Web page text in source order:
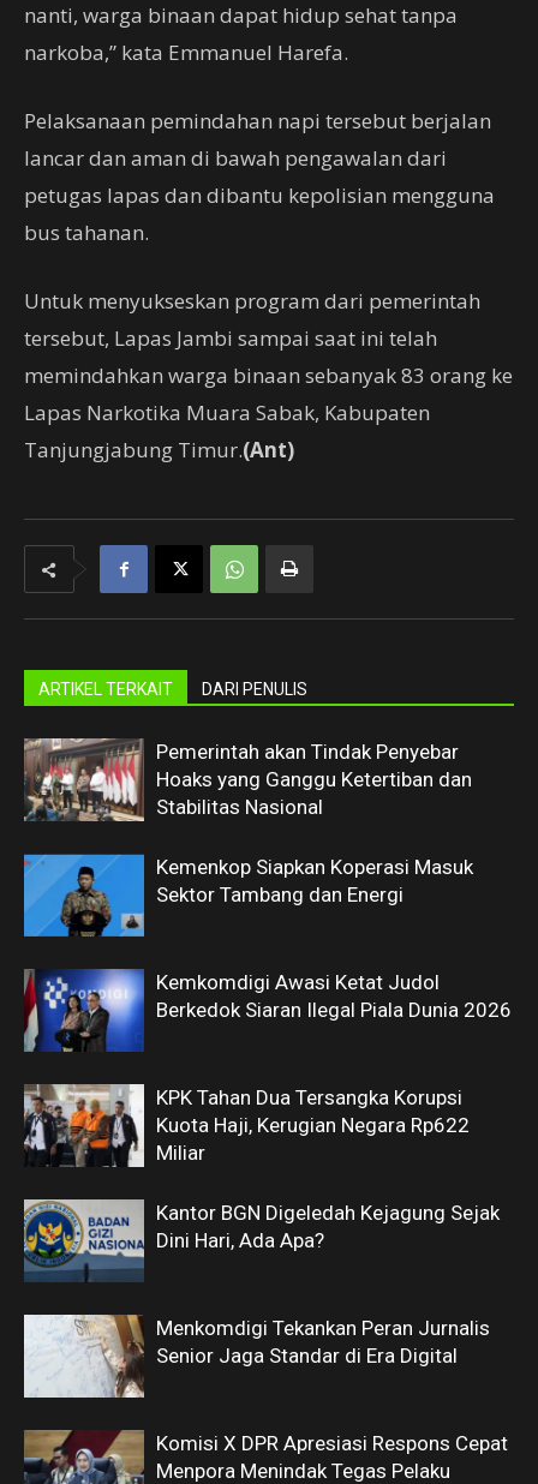
nanti, warga binaan dapat hidup sehat tanpa
narkoba,” kata Emmanuel Harefa.
Pelaksanaan pemindahan napi tersebut berjalan
lancar dan aman di bawah pengawalan dari
petugas lapas dan dibantu kepolisian mengguna
bus tahanan.
Untuk menyukseskan program dari pemerintah
tersebut, Lapas Jambi sampai saat ini telah
memindahkan warga binaan sebanyak 83 orang ke
Lapas Narkotika Muara Sabak, Kabupaten
Tanjungjabung Timur.(Ant)
ARTIKEL TERKAIT DARI PENULIS
Pemerintah akan Tindak Penyebar
Hoaks yang Ganggu Ketertiban dan
Stabilitas Nasional
Kemenkop Siapkan Koperasi Masuk
Sektor Tambang dan Energi
Kemkomdigi Awasi Ketat Judol
Berkedok Siaran Ilegal Piala Dunia 2026
KPK Tahan Dua Tersangka Korupsi
Kuota Haji, Kerugian Negara Rp622
Miliar
Kantor BGN Digeledah Kejagung Sejak
Dini Hari, Ada Apa?
Menkomdigi Tekankan Peran Jurnalis
Senior Jaga Standar di Era Digital
Komisi X DPR Apresiasi Respons Cepat
Menpora Menindak Tegas Pelaku